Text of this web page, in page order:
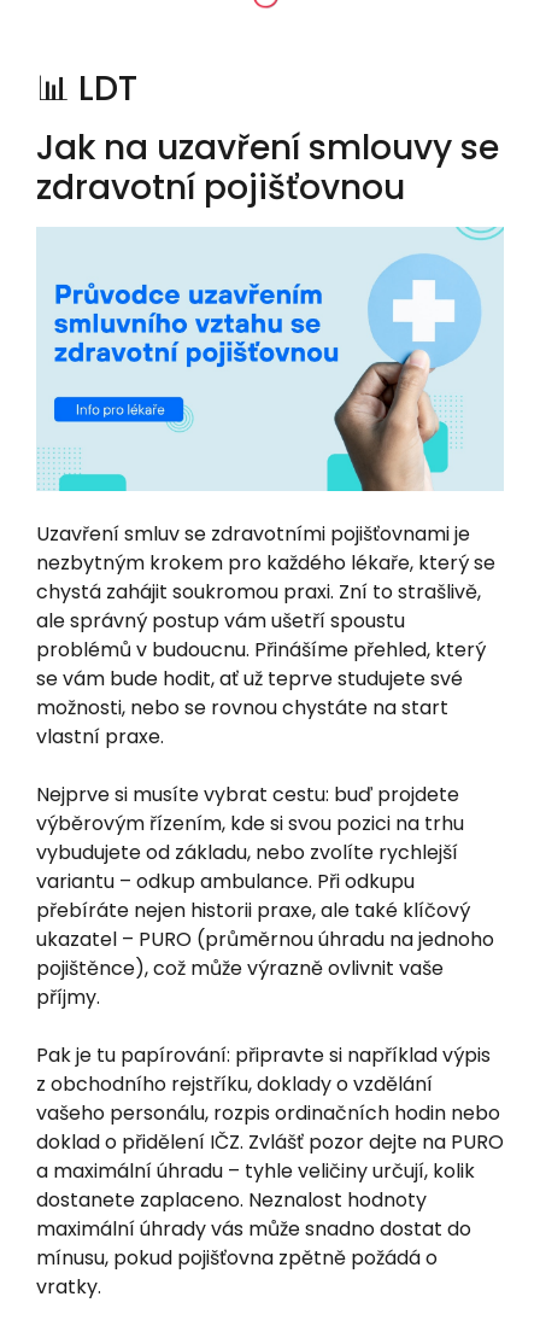
📊 LDT
Jak na uzavření smlouvy se
zdravotní pojišťovnou
Uzavření smluv se zdravotními pojišťovnami je
nezbytným krokem pro každého lékaře, který se
chystá zahájit soukromou praxi. Zní to strašlivě,
ale správný postup vám ušetří spoustu
problémů v budoucnu. Přinášíme přehled, který
se vám bude hodit, ať už teprve studujete své
možnosti, nebo se rovnou chystáte na start
vlastní praxe.
Nejprve si musíte vybrat cestu: buď projdete
výběrovým řízením, kde si svou pozici na trhu
vybudujete od základu, nebo zvolíte rychlejší
variantu – odkup ambulance. Při odkupu
přebíráte nejen historii praxe, ale také klíčový
ukazatel – PURO (průměrnou úhradu na jednoho
pojištěnce), což může výrazně ovlivnit vaše
příjmy.
Pak je tu papírování: připravte si například výpis
z obchodního rejstříku, doklady o vzdělání
vašeho personálu, rozpis ordinačních hodin nebo
doklad o přidělení IČZ. Zvlášť pozor dejte na PURO
a maximální úhradu – tyhle veličiny určují, kolik
dostanete zaplaceno. Neznalost hodnoty
maximální úhrady vás může snadno dostat do
mínusu, pokud pojišťovna zpětně požádá o
vratky.